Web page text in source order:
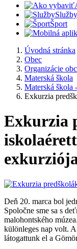
Služby
Šport
Úvodná stránka
Obec
Organizácie
Materská škola
Materská škola
Exkurzia
Exkurzia
Deň 20. marca bol
Spoločne sme sa s
malohontského
különleges nap volt.
látogattunk el a